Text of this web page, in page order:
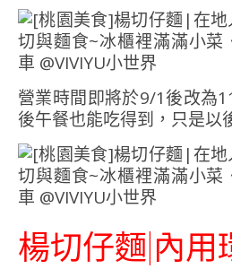
營業時間即將於9/1後改為
後午餐也能吃得到，只是以
楊切仔麵|內用